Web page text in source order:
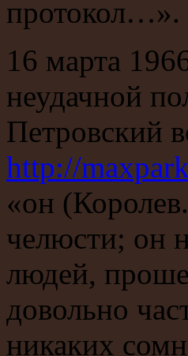
протокол…».
16 марта
неудачной
Петровский
http://
«он
челюсти; он
людей,
довольно
никаких